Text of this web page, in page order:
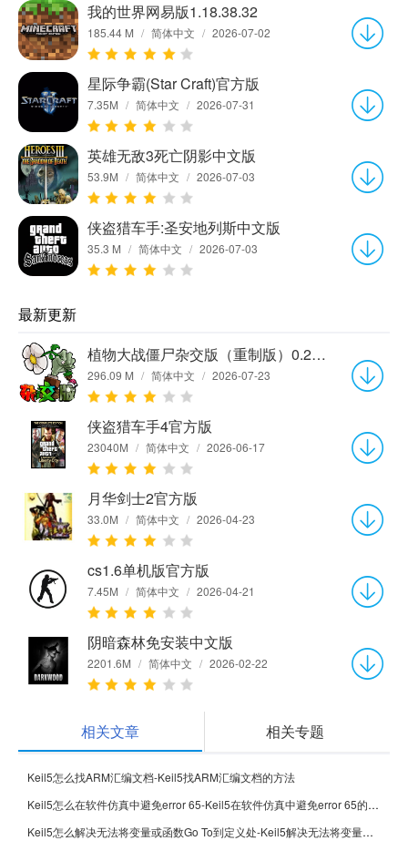
我的世界网易版1.18.38.32
185.44 M / 简体中文 / 2026-07-02
星际争霸(Star Craft)官方版
7.35M / 简体中文 / 2026-07-31
英雄无敌3死亡阴影中文版
53.9M / 简体中文 / 2026-07-03
侠盗猎车手:圣安地列斯中文版
35.3 M / 简体中文 / 2026-07-03
最新更新
植物大战僵尸杂交版（重制版）0.25.0.0
296.09 M / 简体中文 / 2026-07-23
侠盗猎车手4官方版
23040M / 简体中文 / 2026-06-17
月华剑士2官方版
33.0M / 简体中文 / 2026-04-23
cs1.6单机版官方版
7.45M / 简体中文 / 2026-04-21
阴暗森林免安装中文版
2201.6M / 简体中文 / 2026-02-22
相关文章 相关专题
Keil5怎么找ARM汇编文档-Keil5找ARM汇编文档的方法
Keil5怎么在软件仿真中避免error 65-Keil5在软件仿真中避免error 65的方法
Keil5怎么解决无法将变量或函数Go To到定义处-Keil5解决无法将变量或函数Go To到定义处的方法